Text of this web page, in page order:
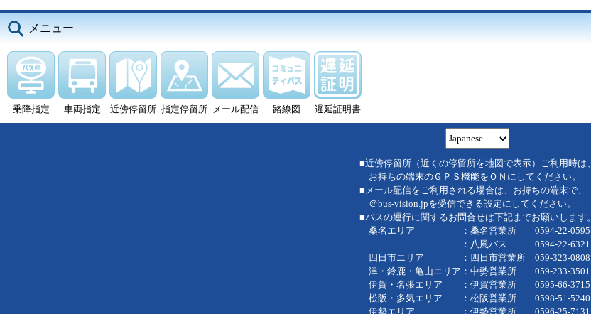
メニュー
乗降指定 車両指定 近傍停留所 指定停留所 メール配信 路線図 遅延証明書
■近傍停留所（近くの停留所を地図で表示）ご利用時は、
お持ちの端末のＧＰＳ機能をＯＮにしてください。
■メール配信をご利用される場合は、お持ちの端末で、
＠bus-vision.jpを受信できる設定にしてください。
■バスの運行に関するお問合せは下記までお願いします。
桑名エリア ：桑名営業所 0594-22-0595
：八風バス 0594-22-6321
四日市エリア ：四日市営業所 059-323-0808
津・鈴鹿・亀山エリア：中勢営業所 059-233-3501
伊賀・名張エリア ：伊賀営業所 0595-66-3715
松阪・多気エリア ：松阪営業所 0598-51-5240
伊勢エリア ：伊勢営業所 0596-25-7131